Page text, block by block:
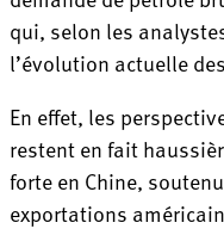
qui, selon les
l’évolution actuelle
En effet, les
restent en fait
forte en Chine,
exportations